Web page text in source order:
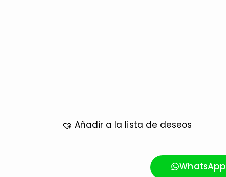
Añadir a la lista de deseos
WhatsApp